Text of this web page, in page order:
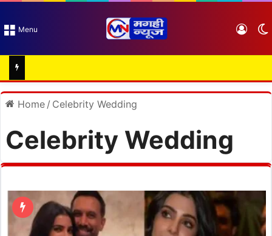
Menu Log
Home / Celebrity Wedding
Celebrity Wedding